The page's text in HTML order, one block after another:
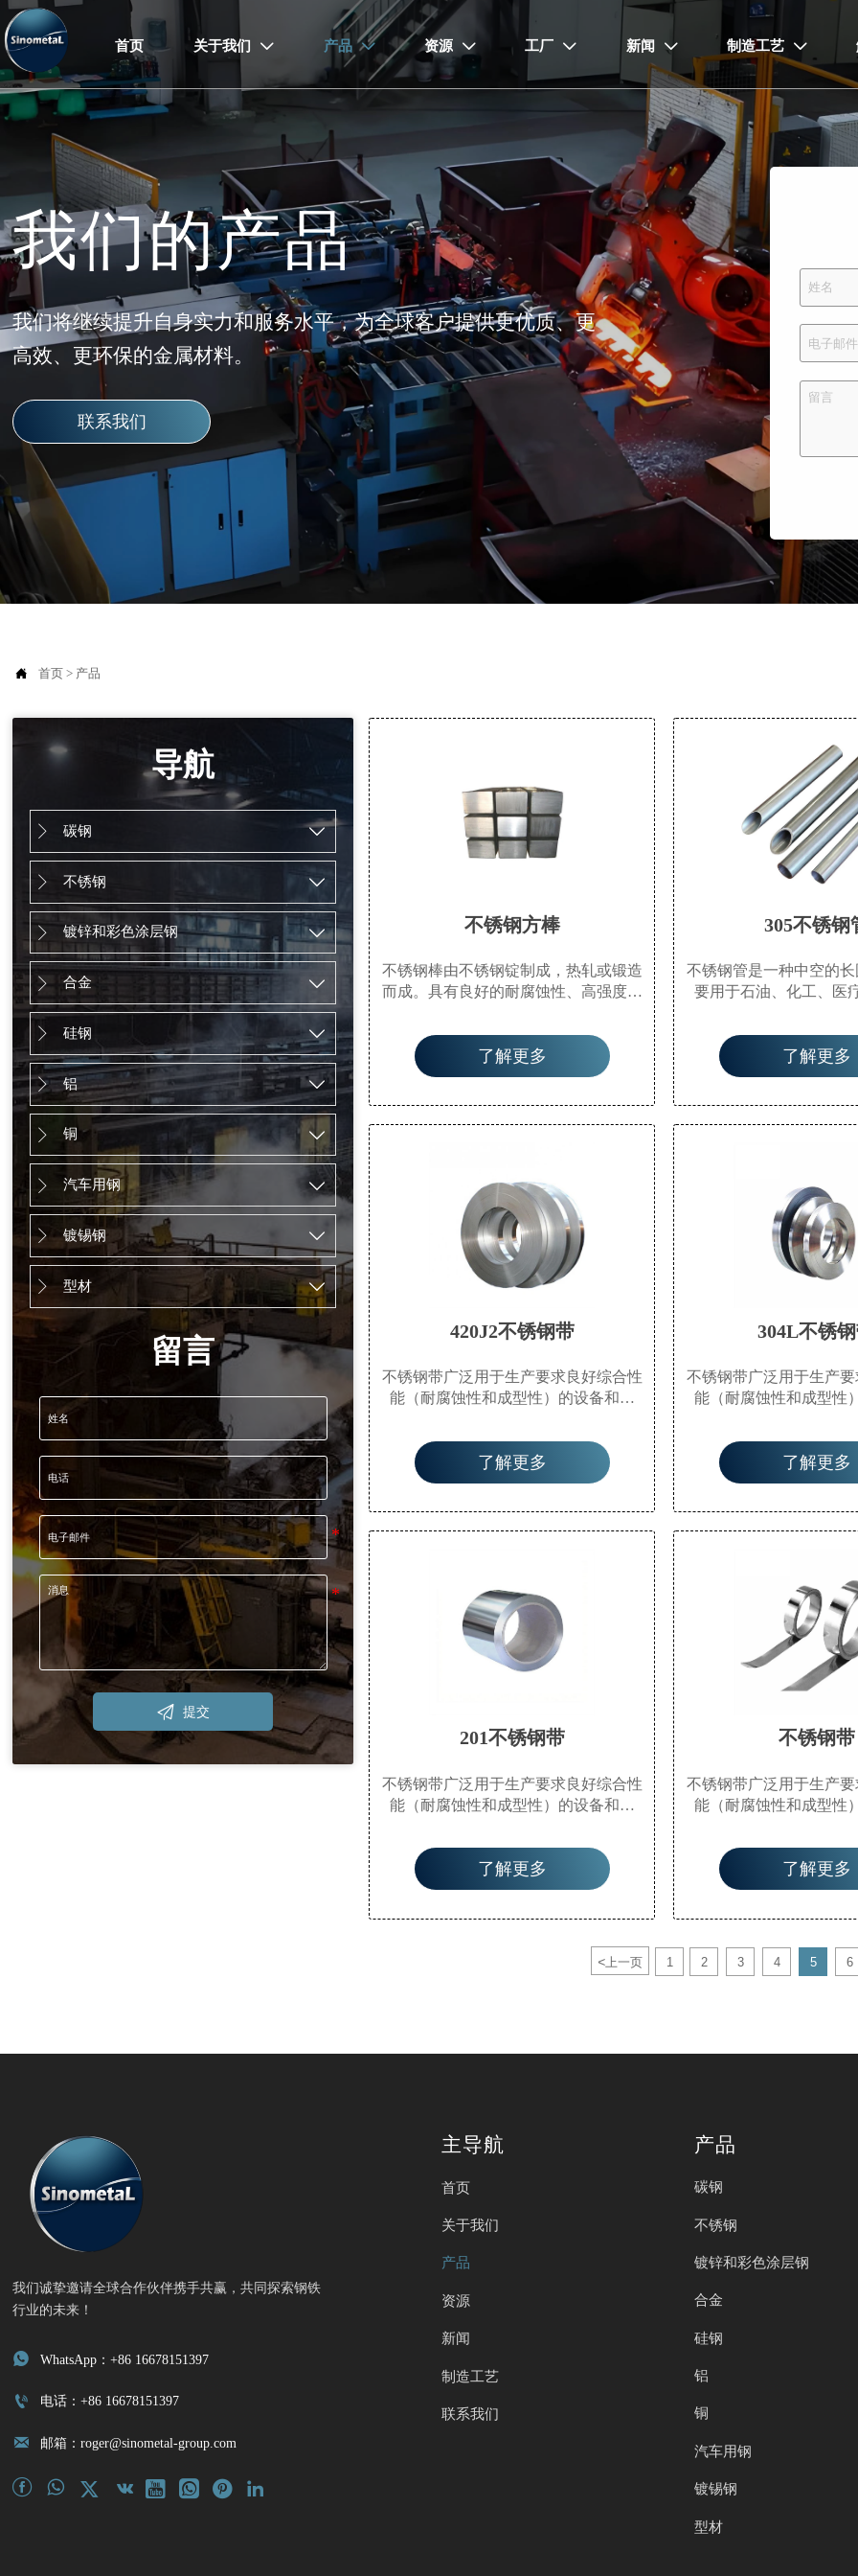
首页 关于我们  产品  资源  工厂  新闻  制造工艺 
我们的产品
我们将继续提升自身实力和服务水平，为全球客户提供更优质、更
高效、更环保的金属材料。
联系我们
 首页 > 产品
导航
 碳钢 
 不锈钢 
 镀锌和彩色涂层钢 
 合金 
 硅钢 
 铝 
 铜 
 汽车用钢 
 镀锡钢 
 型材 
留言
 提交
不锈钢方棒
不锈钢棒由不锈钢锭制成，热轧或锻造
而成。具有良好的耐腐蚀性、高强度、
不锈钢棒的应用越来越广泛，例如寒冷
地区高层建筑的基础、高速公路旁的隔
离网、家用必需品等。
了解更多
305不锈钢
不锈钢管是一种中空的
要用于石油、化工、医
结构部件。此外，弯曲
同，重量轻，因此也广
零件和工程结构。也常
了解更多
420J2不锈钢带
不锈钢带广泛用于生产要求良好综合性
能（耐腐蚀性和成型性）的设备和零
备、核能、外部材料、建筑材料、汽车
零件（半液体罐槽）、医疗器械、纤维
工业和船舶零件等。
了解更多
304L不锈
不锈钢带广泛用于生产
能（耐腐蚀性和成型性
备、核能、外部材料、
零件（半液体罐槽）、
工业和船舶零
了解更多
201不锈钢带
不锈钢带广泛用于生产要求良好综合性
能（耐腐蚀性和成型性）的设备和零
备、核能、外部材料、建筑材料、汽车
零件（半液体罐槽）、医疗器械、纤维
工业和船舶零件等。
了解更多
不锈钢带
不锈钢带广泛用于生产
能（耐腐蚀性和成型性
备、核能、外部材料、
零件（半液体罐槽）、
工业和船舶零
了解更多
<上一页 1 2 3 4 5 6
我们诚挚邀请全球合作伙伴携手共赢，共同探索钢铁
行业的未来！
 WhatsApp：+86 16678151397
 电话：+86 16678151397
 邮箱：roger@sinometal-group.com
       
主导航
首页
关于我们
产品
资源
新闻
制造工艺
联系我们
产品
碳钢
不锈钢
镀锌和彩色涂层钢
合金
硅钢
铝
铜
汽车用钢
镀锡钢
型材